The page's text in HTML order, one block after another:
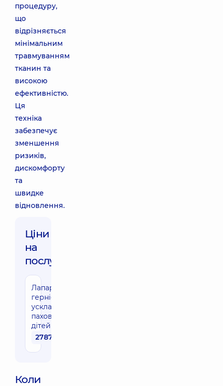
процедуру,
що
відрізняється
мінімальним
травмуванням
тканин та
високою
ефективністю.
Ця
техніка
забезпечує
зменшення
ризиків,
дискомфорту
та
швидке
відновлення.
Ціни
на
послуги:
Лапароскопічна
герніопластика
ускладненної
пахової грижі у
дітей
27870 грн
Коли